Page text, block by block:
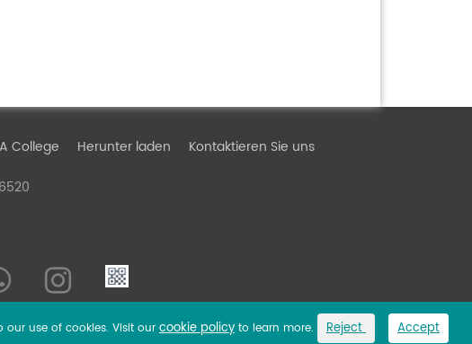
College Herunter laden Kontaktieren Sie uns
our use of cookies. Visit our cookie policy to learn more. Reject Accept